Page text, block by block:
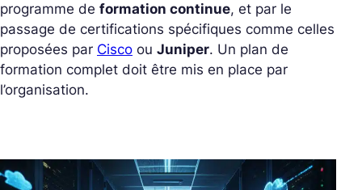
programme de formation continue, et par le
passage de certifications spécifiques comme celles
proposées par Cisco ou Juniper. Un plan de
formation complet doit être mis en place par
l’organisation.